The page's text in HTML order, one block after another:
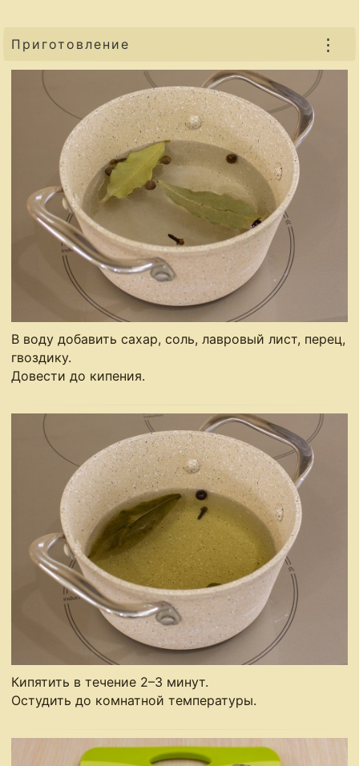
Приготовление ⋮
В воду добавить сахар, соль, лавровый лист, перец,
гвоздику.
Довести до кипения.
Кипятить в течение 2–3 минут.
Остудить до комнатной температуры.